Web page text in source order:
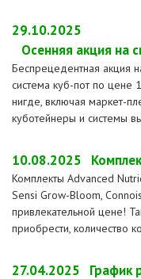
29.10.2025
Осенняя акция на
Беспрецедентная акция
система куб-пот по
нигде, включая маркет-
куботейнеры и системы
10.08.2025
Комплекты Advanced
Sensi Grow-Bloom,
привлекательной цене!
приобрести, количество
27.04.2025 График